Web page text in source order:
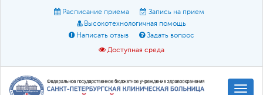
Расписание приема
Запись на прием
Высокотехнологичная помощь
Написать отзыв
Задать вопрос
Доступная среда
Размер шрифта: A A A